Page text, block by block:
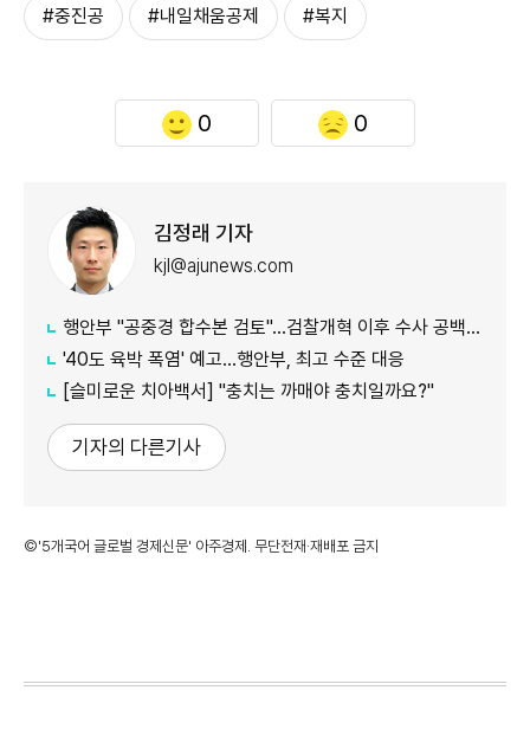
#중진공 #내일채움공제 #복지
0 0
김정래 기자
kjl@ajunews.com
행안부 "공중경 합수본 검토"…검찰개혁 이후 수사 공백 대응 나서
'40도 육박 폭염' 예고…행안부, 최고 수준 대응
[슬미로운 치아백서] "충치는 까매야 충치일까요?"
기자의 다른기사
©'5개국어 글로벌 경제신문' 아주경제. 무단전재·재배포 금지